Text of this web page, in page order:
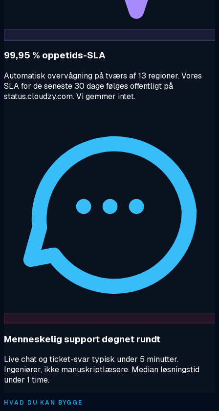
99,95 % oppetids-SLA
Automatisk overvågning på tværs af 13 regioner. Vores
SLA for de seneste 30 dage følges offentligt på
status.cloudzy.com. Vi gemmer intet.
Menneskelig support døgnet rundt
Live chat og ticket-svar typisk under 5 minutter.
Ingeniører, ikke manuskriptlæsere. Median løsningstid
under 1 time.
HVAD DU KAN BYGGE